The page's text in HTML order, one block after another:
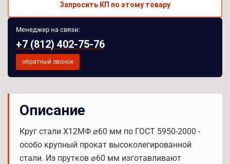
Запросить КП по этому товару
Менеджер на связи:
+7 (812) 402-75-76
обратный звонок
Описание
Круг стали Х12МФ ⌀60 мм по ГОСТ 5950-2000 -
особо крупный прокат высоколегированной
стали. Из прутков ⌀60 мм изготавливают